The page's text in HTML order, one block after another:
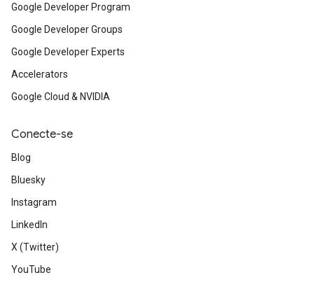
Google Developer Program
Google Developer Groups
Google Developer Experts
Accelerators
Google Cloud & NVIDIA
Conecte-se
Blog
Bluesky
Instagram
LinkedIn
X (Twitter)
YouTube